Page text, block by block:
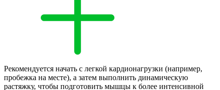
Рекомендуется начать с легкой кардионагрузки (например,
пробежка на месте), а затем выполнить динамическую
растяжку, чтобы подготовить мышцы к более интенсивной